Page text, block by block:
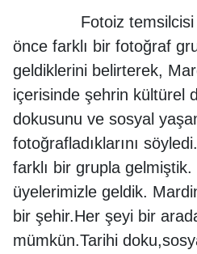
Fotoiz temsilcisi
önce farklı bir fotoğraf
geldiklerini belirterek,
içerisinde şehrin kültürel
dokusunu ve sosyal
fotoğrafladıklarını
farklı bir grupla gelmiştik.
üyelerimizle geldik.
bir şehir.Her şeyi bir
mümkün.Tarihi